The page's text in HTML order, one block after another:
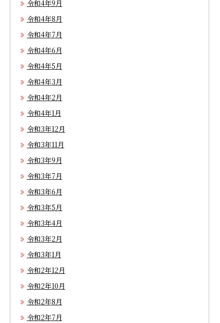
令和4年9月
令和4年8月
令和4年7月
令和4年6月
令和4年5月
令和4年3月
令和4年2月
令和4年1月
令和3年12月
令和3年11月
令和3年9月
令和3年7月
令和3年6月
令和3年5月
令和3年4月
令和3年2月
令和3年1月
令和2年12月
令和2年10月
令和2年8月
令和2年7月